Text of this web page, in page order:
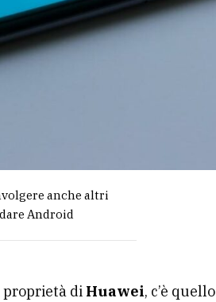
anche altri
Android
proprietà di Huawei, c’è quello